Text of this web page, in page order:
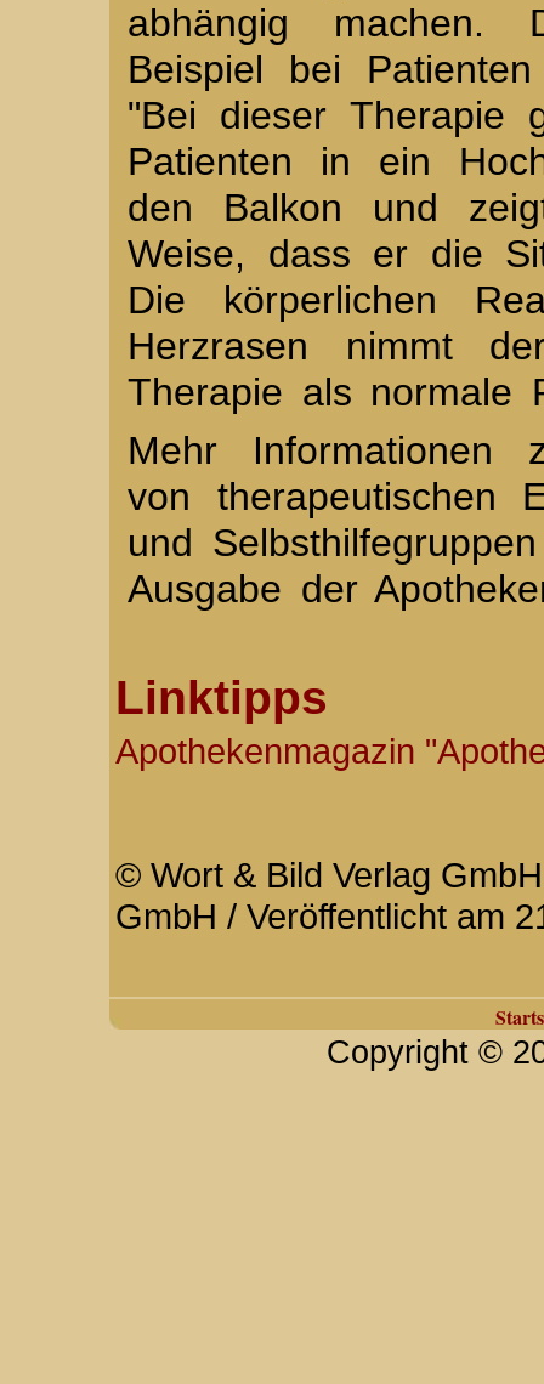
abhängig machen.
Beispiel bei
"Bei dieser Therapie
Patienten in ein
den Balkon und
Weise, dass er die
Die körperlichen
Herzrasen nimmt
Therapie als normale
Mehr Informationen
von therapeutischen
und
Ausgabe der
Linktipps
Apothekenmagazin
© Wort & Bild Verlag
GmbH / Veröffentlicht am
Copyright ©